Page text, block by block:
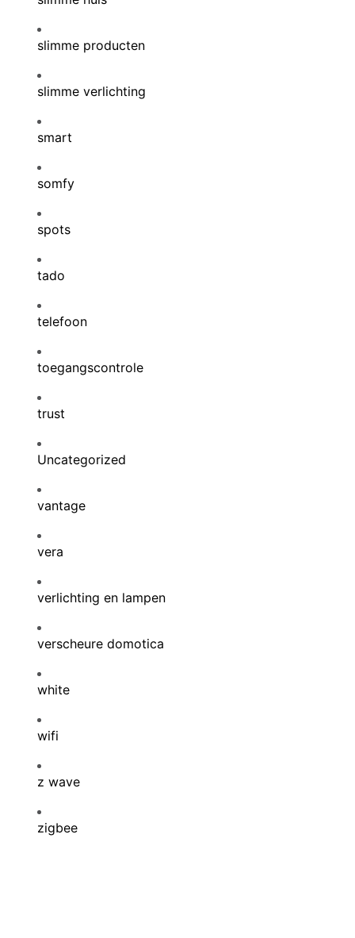
slimme producten
slimme verlichting
smart
somfy
spots
tado
telefoon
toegangscontrole
trust
Uncategorized
vantage
vera
verlichting en lampen
verscheure domotica
white
wifi
z wave
zigbee